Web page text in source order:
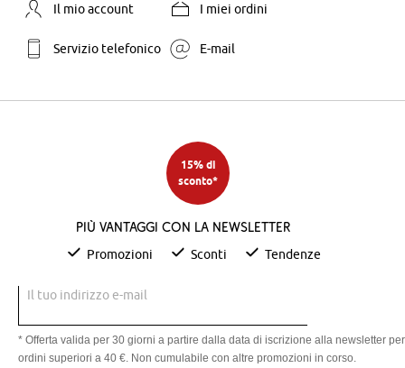
Il mio account I miei ordini
Servizio telefonico E-mail
15% di
sconto*
Più vantaggi con la newsletter
Promozioni Sconti Tendenze
Il tuo indirizzo e-mail
* Offerta valida per 30 giorni a partire dalla data di iscrizione alla newsletter per
ordini superiori a 40 €. Non cumulabile con altre promozioni in corso.